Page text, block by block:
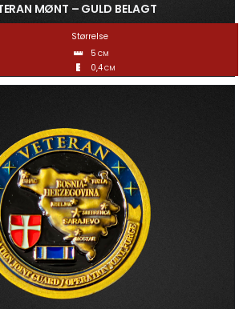
& Spyd
MØNT – GULD BELAGT
Størrelse
5 CM
0,4CM